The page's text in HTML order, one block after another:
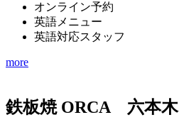
オンライン予約
英語メニュー
英語対応スタッフ
more
鉄板焼 ORCA 六本木